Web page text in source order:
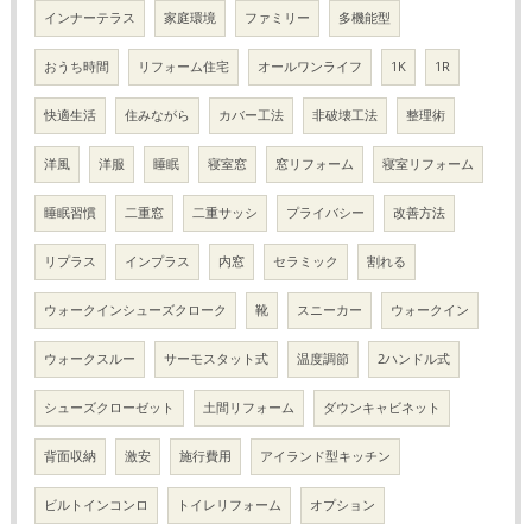
インナーテラス 家庭環境 ファミリー 多機能型
おうち時間 リフォーム住宅 オールワンライフ 1K 1R
快適生活 住みながら カバー工法 非破壊工法 整理術
洋風 洋服 睡眠 寝室窓 窓リフォーム 寝室リフォーム
睡眠習慣 二重窓 二重サッシ プライバシー 改善方法
リプラス インプラス 内窓 セラミック 割れる
ウォークインシューズクローク 靴 スニーカー ウォークイン
ウォークスルー サーモスタット式 温度調節 2ハンドル式
シューズクローゼット 土間リフォーム ダウンキャビネット
背面収納 激安 施行費用 アイランド型キッチン
ビルトインコンロ トイレリフォーム オプション